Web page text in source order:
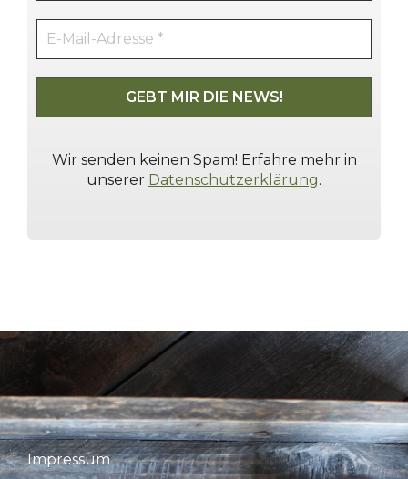
Wir senden keinen Spam! Erfahre mehr in
unserer Datenschutzerklärung.
Impressum